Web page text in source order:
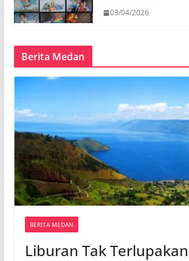
03/04/2026
Berita Medan
BERITA MEDAN
Liburan Tak